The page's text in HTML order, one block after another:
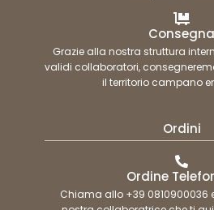
Consegna
Grazie alla nostra struttura
validi collaboratori,
il territorio campano
Ordini
Ordine
Chiama allo +39 0810900036